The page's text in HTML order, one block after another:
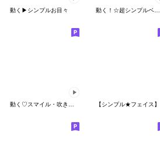
動く▶シンプルお目々
【シンプル★フェイス】